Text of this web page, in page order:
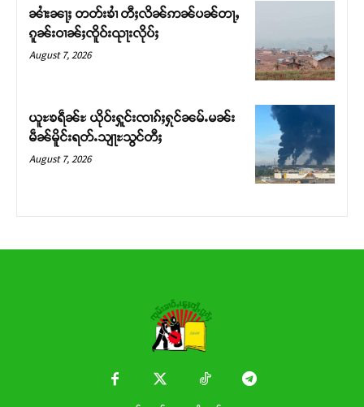
ဝ်ႇၽူႈတွႆႇႁွၵ်ႈ လႆႈယူႇၶႃႈဢေႃႈ။
ၼၢႆးၼႃႈ တတ်းၶၢႆ တီႈလိၼ်ဢၼ်ပၼ်တႃႇ
ၵူၼ်းဝၢၼ်ႈၸိူဝ်းၺႃးလိုပ်ႈ
August 7, 2026
ယူႊၶရဵၼ်ႊ ယိုဝ်းႁူင်းၸၢၵ်ႈႁုင်ၼမ်ႉမၼ်း
မဵၼ်မိူင်းရတ်ႉသျႃႊသွင်တီႈ
August 7, 2026